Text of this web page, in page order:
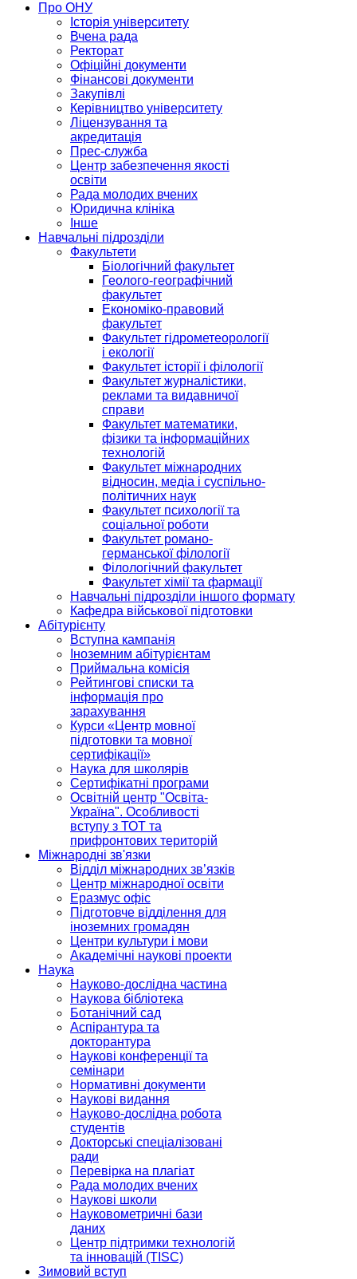
Про ОНУ
Історія університету
Вчена рада
Ректорат
Офіційні документи
Фінансові документи
Закупівлі
Керівництво університету
Ліцензування та
акредитація
Прес-служба
Центр забезпечення якості
освіти
Рада молодих вчених
Юридична клініка
Інше
Навчальні підрозділи
Факультети
Біологічний факультет
Геолого-географічний
факультет
Економіко-правовий
факультет
Факультет гідрометеорології
і екології
Факультет історії і філології
Факультет журналістики,
реклами та видавничої
справи
Факультет математики,
фізики та інформаційних
технологій
Факультет міжнародних
відносин, медіа і суспільно-
політичних наук
Факультет психології та
соціальної роботи
Факультет романо-
германської філології
Філологічний факультет
Факультет хімії та фармації
Навчальні підрозділи іншого формату
Кафедра військової підготовки
Абітурієнту
Вступна кампанія
Іноземним абітурієнтам
Приймальна комісія
Рейтингові списки та
інформація про
зарахування
Курси «Центр мовної
підготовки та мовної
сертифікації»
Наука для школярів
Сертифікатні програми
Освітній центр "Освіта-
Україна". Особливості
вступу з ТОТ та
прифронтових територій
Міжнародні зв'язки
Відділ міжнародних зв’язків
Центр міжнародної освіти
Еразмус офіс
Підготовче відділення для
іноземних громадян
Центри культури і мови
Академічні наукові проекти
Наука
Науково-дослідна частина
Наукова бібліотека
Ботанічний сад
Аспірантура та
докторантура
Наукові конференції та
семінари
Нормативні документи
Наукові видання
Науково-дослідна робота
студентів
Докторські спеціалізовані
ради
Перевірка на плагіат
Рада молодих вчених
Наукові школи
Науковометричні бази
даних
Центр підтримки технологій
та інновацій (TISC)
Зимовий вступ